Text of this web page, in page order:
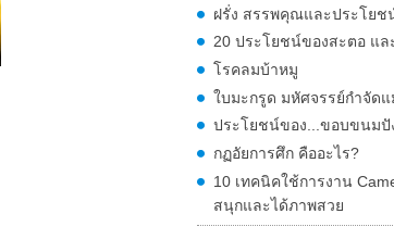
ฝรั่ง สรรพคุณและประโยช
20 ประโยชน์ของสะตอ แ
โรคลมบ้าหมู
ใบมะกรูด มหัศจรรย์กำจัด
ประโยชน์ของ...ขอบขนมปั
กฏอัยการศึก คืออะไร?
10 เทคนิคใช้การงาน
สนุกและได้ภาพสวย